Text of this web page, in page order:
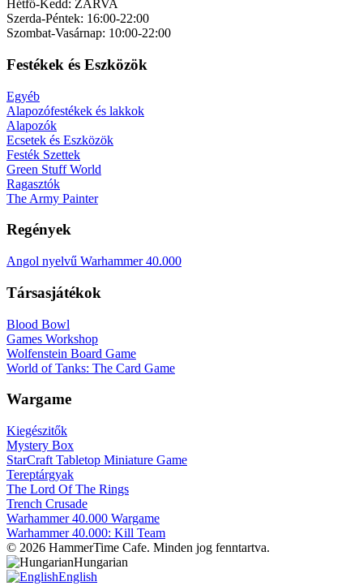
Hétfő-Kedd: ZÁRVA
Szerda-Péntek: 16:00-22:00
Szombat-Vasárnap: 10:00-22:00
Festékek és Eszközök
Egyéb
Alapozófestékek és lakkok
Alapozók
Ecsetek és Eszközök
Festék Szettek
Green Stuff World
Ragasztók
The Army Painter
Regények
Angol nyelvű Warhammer 40.000
Társasjátékok
Blood Bowl
Games Workshop
Wolfenstein Board Game
World of Tanks: The Card Game
Wargame
Kiegészitők
Mystery Box
StarCraft Tabletop Miniature Game
Tereptárgyak
The Lord Of The Rings
Trench Crusade
Warhammer 40.000 Wargame
Warhammer 40.000: Kill Team
© 2026 HammerTime Cafe. Minden jog fenntartva.
Hungarian
English